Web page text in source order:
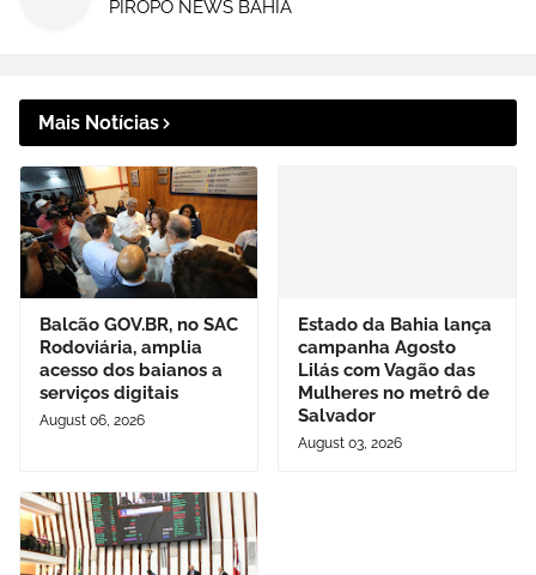
PIRÔPO NEWS BAHIA
Mais Notícias
Balcão GOV.BR, no SAC
Rodoviária, amplia
acesso dos baianos a
serviços digitais
August 06, 2026
Estado da Bahia lança
campanha Agosto
Lilás com Vagão das
Mulheres no metrô de
Salvador
August 03, 2026